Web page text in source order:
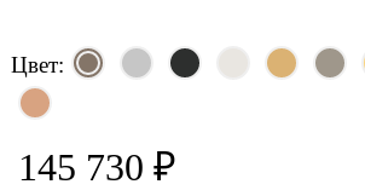
Цвет:
145 730 ₽